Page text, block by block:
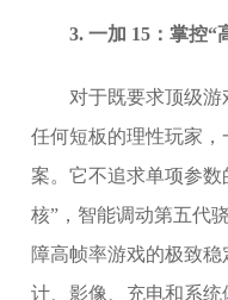
3. 一加 15：掌控“
对于既要求顶级
任何短板的理性玩家
案。它不追求单项参
核”，智能调动第五代
障高帧率游戏的极致
计、影像、充电和系统